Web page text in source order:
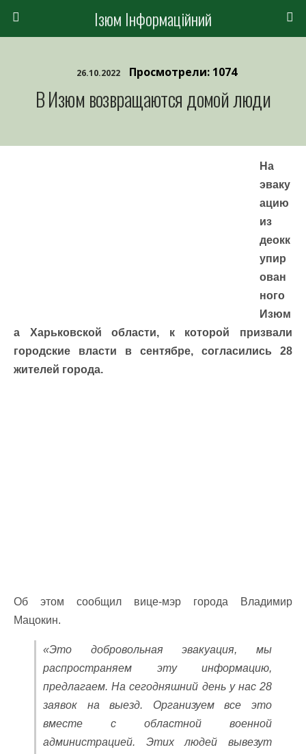
Ізюм Інформаційний
26.10.2022 Просмотрели: 1074
В Изюм возвращаются домой люди
На
эваку
ацию
из
деокк
упир
ован
ного
Изюм
а Харьковской области, к которой призвали
городские власти в сентябре, согласились 28
жителей города.
Об этом сообщил вице-мэр города Владимир
Мацокин.
«Это добровольная эвакуация, мы
распространяем эту информацию,
предлагаем. На сегодняшний день у нас 28
заявок на выезд. Организуем все это
вместе с областной военной
администрацией. Этих людей вывезут